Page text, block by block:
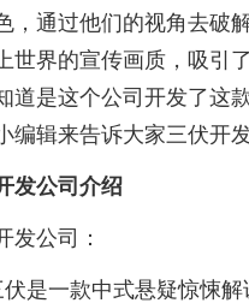
，通过他们的视角去破
世界的宣传画质，吸引
道是这个公司开发了这
编辑来告诉大家三伏开发
发公司介绍
发公司：
伏是一款中式悬疑惊悚